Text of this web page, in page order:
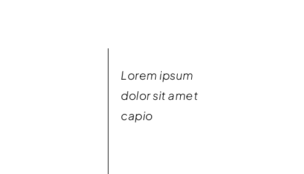
Lorem ipsum
dolor sit amet
capio